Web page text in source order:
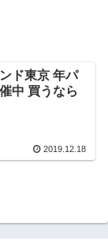
ド東京 年パ
中 買うなら
2019.12.18